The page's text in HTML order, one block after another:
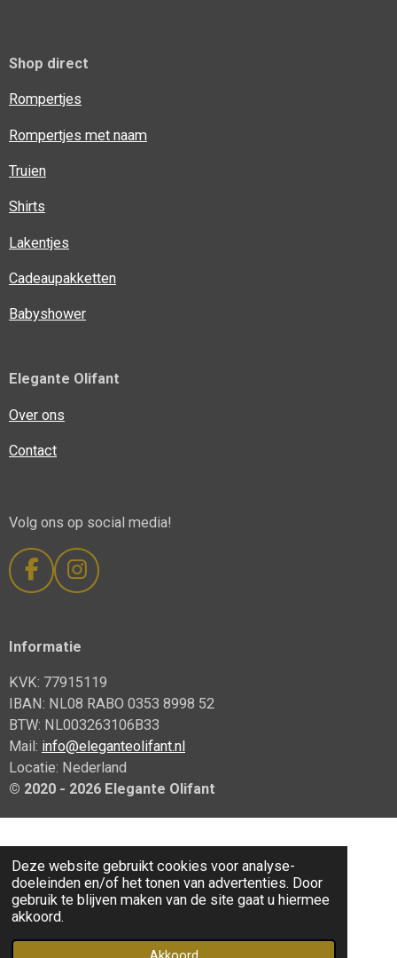
Deze website gebruikt cookies voor analyse-
doeleinden en/of het tonen van advertenties. Door
gebruik te blijven maken van de site gaat u hiermee
akkoord.
Shop direct
Rompertjes
Rompertjes met naam
Truien
Shirts
Lakentjes
Cadeaupakketten
Babyshower
Elegante Olifant
Over ons
Contact
Volg ons op social media!
F
e
o
o
k
I
t
g
r
a
m
Informatie
KVK: 77915119
IBAN: NL08 RABO 0353 8998 52
BTW: NL003263106B33
Mail: info@eleganteolifant.nl
Locatie: Nederland
© 2020 - 2026 Elegante Olifant